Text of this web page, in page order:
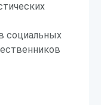
социальных